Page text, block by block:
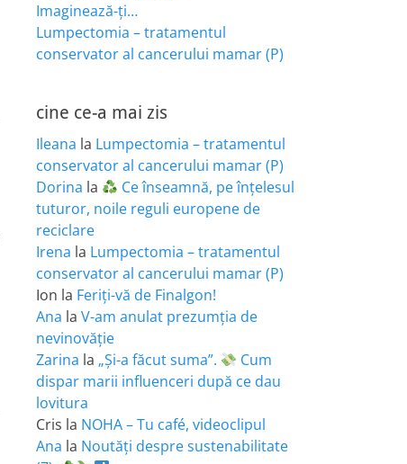
Imaginează-ți…
Lumpectomia – tratamentul
conservator al cancerului mamar (P)
cine ce-a mai zis
Ileana la Lumpectomia – tratamentul
conservator al cancerului mamar (P)
Dorina la
Ce înseamnă, pe înțelesul
tuturor, noile reguli europene de
reciclare
Irena la Lumpectomia – tratamentul
conservator al cancerului mamar (P)
Ion la Feriţi-vă de Finalgon!
Ana la V-am anulat prezumția de
nevinovăție
Zarina la „Și-a făcut suma”.
Cum
dispar marii influenceri după ce dau
lovitura
Cris la NOHA – Tu café, videoclipul
Ana la Noutăți despre sustenabilitate